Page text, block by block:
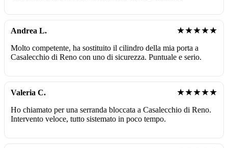
Andrea L. ★★★★★
Molto competente, ha sostituito il cilindro della mia porta a
Casalecchio di Reno con uno di sicurezza. Puntuale e serio.
Valeria C. ★★★★★
Ho chiamato per una serranda bloccata a Casalecchio di Reno.
Intervento veloce, tutto sistemato in poco tempo.